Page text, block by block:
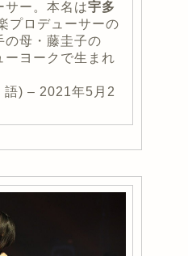
サー。本名は宇多
プロデューサーの
の母・藤圭子の
ーヨークで生まれ
) – 2021年5月2